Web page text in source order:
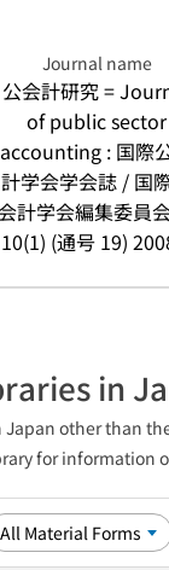
Journal name
公会計研究 =
of public sector
accounting : 国際
計学会学会誌 / 国
計学会編集委員
10(1) (通号 19)
in
other than
for